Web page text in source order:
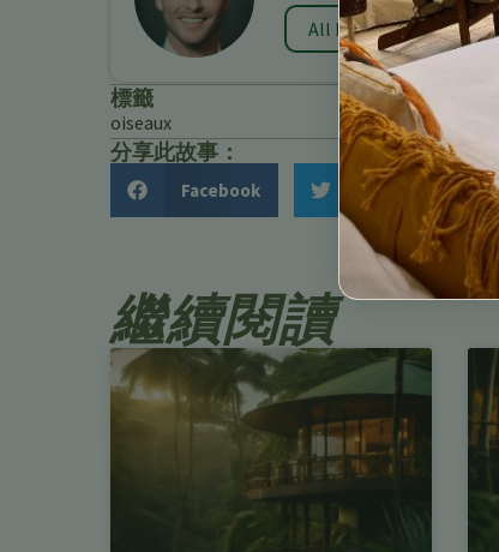
All Posts
標籤
oiseaux
分享此故事：
Facebook Twitter
繼續閱讀